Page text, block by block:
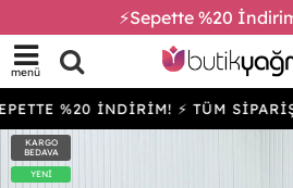
⚡Sepette %20
menü
%20 İNDİRİM! ⚡ TÜM
KARGO
BEDAVA
YENİ